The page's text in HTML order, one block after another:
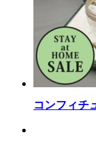
コンフィチ